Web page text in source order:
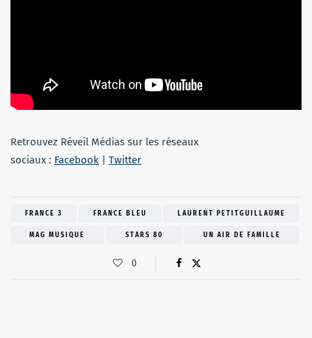
Retrouvez Réveil Médias sur les réseaux
sociaux : Facebook Twitter
FRANCE 3 FRANCE BLEU LAURENT PETITGUILLAUME
MAG MUSIQUE STARS 80 UN AIR DE FAMILLE
0